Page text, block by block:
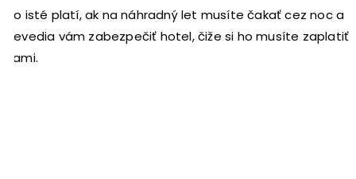
To isté platí, ak na náhradný let musíte čakať cez noc a
nevedia vám zabezpečiť hotel, čiže si ho musíte zaplatiť
sami.